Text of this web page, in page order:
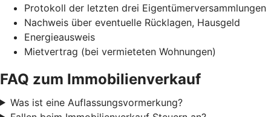
Protokoll der letzten drei Eigentümerversammlungen
Nachweis über eventuelle Rücklagen, Hausgeld
Energieausweis
Mietvertrag (bei vermieteten Wohnungen)
FAQ zum Immobilienverkauf
Was ist eine Auflassungsvormerkung?